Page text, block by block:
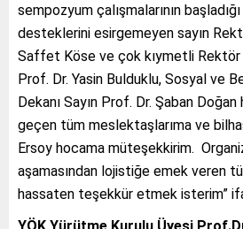
sempozyum çalışmalarının
desteklerini esirgemeyen sayın
Saffet Köse ve çok kıymetli Rektör
Prof. Dr. Yasin Bulduklu, Sosyal ve
Dekanı Sayın Prof. Dr. Şaban
geçen tüm meslektaşlarıma ve
Ersoy hocama müteşekkirim.
aşamasından lojistiğe emek veren
hassaten teşekkür etmek isterim”
YÖK Yürütme Kurulu Üyesi